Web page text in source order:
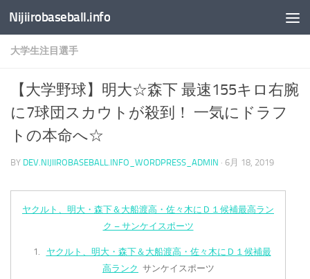
コンテンツへスキップ
Nijiirobaseball.info
大学生注目選手
【大学野球】明大☆森下 最速155キロ右腕
に7球団スカウトが殺到！ 一気にドラフ
トの本命へ☆
BY DEV.NIJIIROBASEBALL.INFO_WORDPRESS_ADMIN · 6月 18, 2019
ヤクルト、明大・森下＆大船渡高・佐々木にＤ１候補最高ラン
ク – サンケイスポーツ
ヤクルト、明大・森下＆大船渡高・佐々木にＤ１候補最
高ランク サンケイスポーツ